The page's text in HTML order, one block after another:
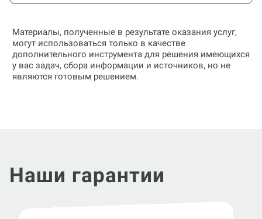
Материалы, полученные в результате оказания услуг,
могут использоваться только в качестве
дополнительного инструмента для решения имеющихся
у вас задач, сбора информации и источников, но не
являются готовым решением.
Наши гарантии